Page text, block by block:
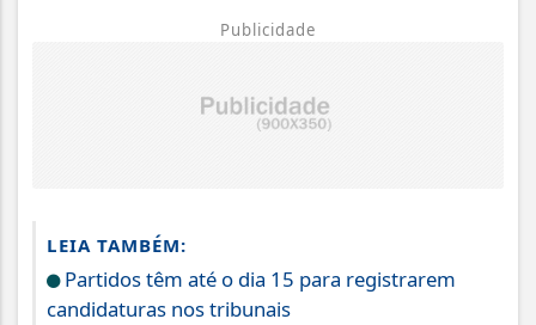
Publicidade
LEIA TAMBÉM:
Partidos têm até o dia 15 para registrarem
candidaturas nos tribunais